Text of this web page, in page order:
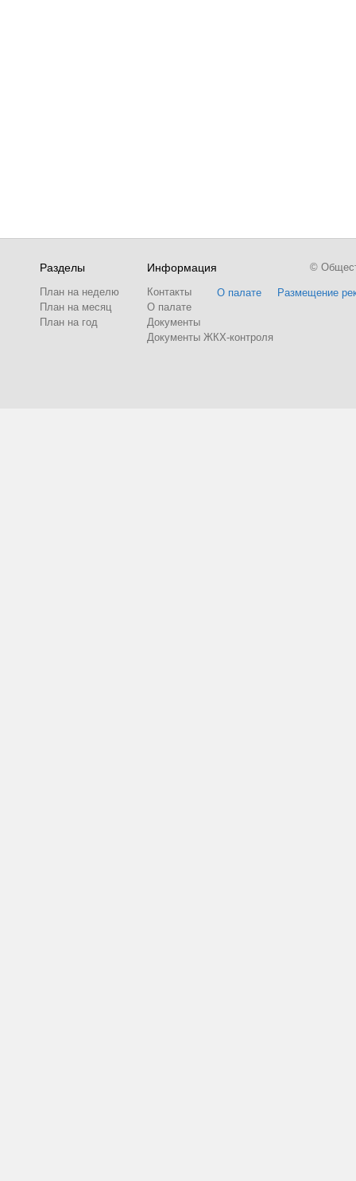
Разделы
План на неделю
План на месяц
План на год
Информация
Контакты
О палате
Документы
Документы ЖКХ-контроля
О палате Размещение
©